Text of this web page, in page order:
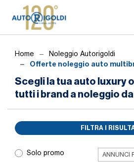
Scegli la tua auto luxury
tutti i brand a noleggio
Home Noleggio Autorigoldi
Offerte noleggio auto
FILTRA I
Solo promo ANNUNCI